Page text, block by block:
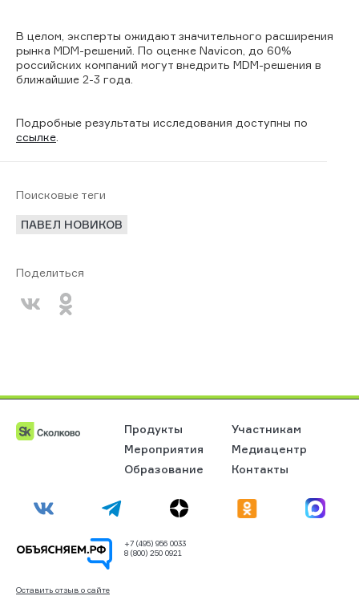
В целом, эксперты ожидают значительного расширения
рынка MDM-решений. По оценке Navicon, до 60%
российских компаний могут внедрить MDM-решения в
ближайшие 2-3 года.
Подробные результаты исследования доступны по
ссылке
Поисковые теги
ПАВЕЛ НОВИКОВ
Поделиться
Продукты
Участникам
Мероприятия
Медиацентр
Образование
Контакты
+7 (495) 956 0033
8 (800) 250 0921
Оставить отзыв о сайте